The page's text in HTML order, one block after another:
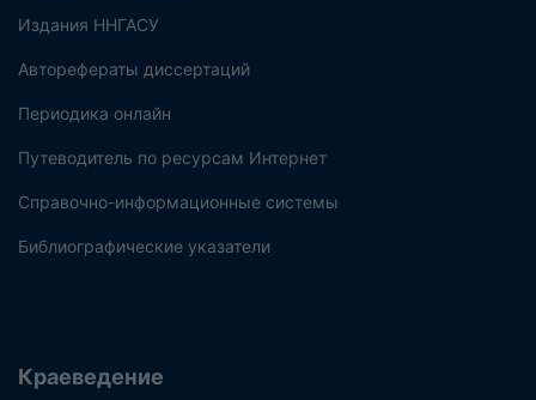
Издания ННГАСУ
Авторефераты диссертаций
Периодика онлайн
Путеводитель по ресурсам Интернет
Справочно-информационные системы
Библиографические указатели
Краеведение